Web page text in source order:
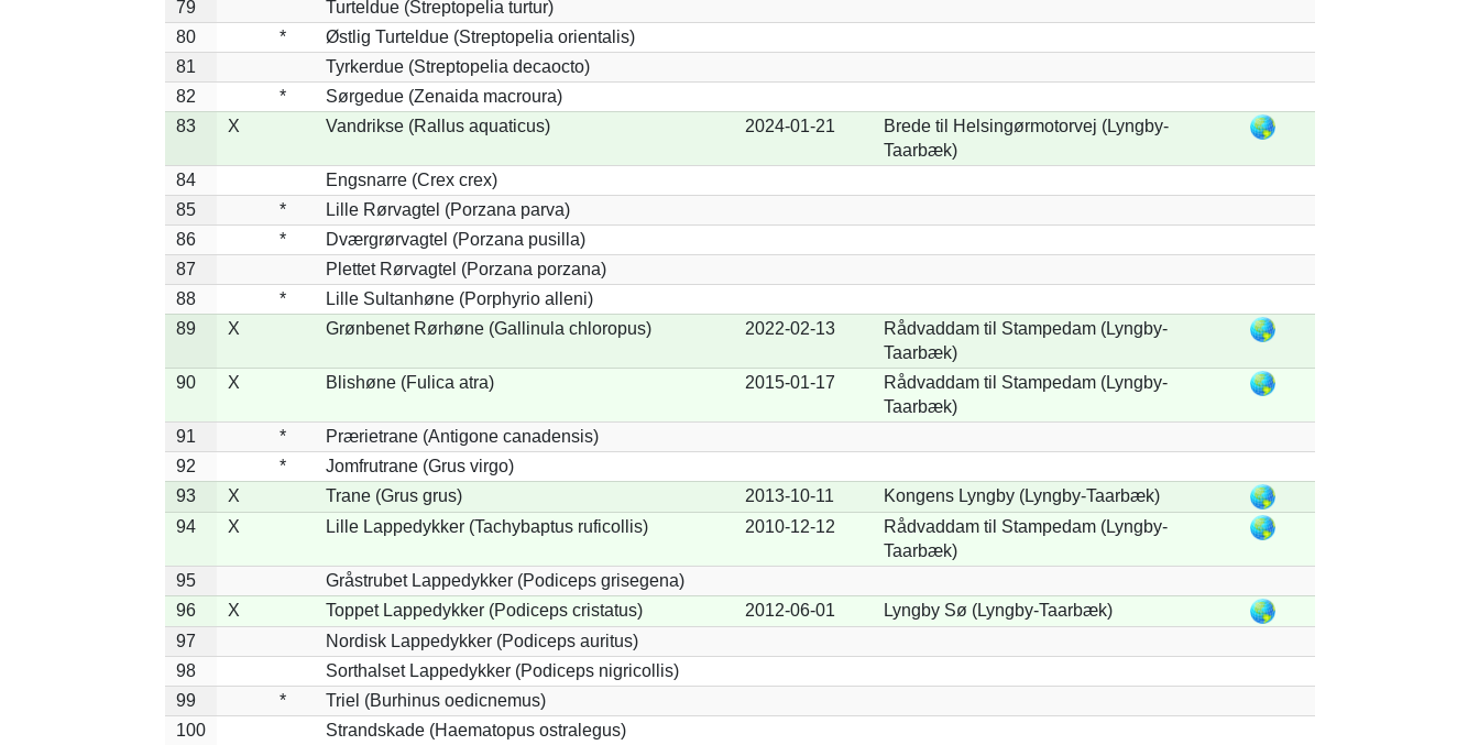
79
Turteldue (Streptopelia turtur)
80
*
Østlig Turteldue (Streptopelia orientalis)
81
Tyrkerdue (Streptopelia decaocto)
82
*
Sørgedue (Zenaida macroura)
83
X Vandrikse (Rallus aquaticus) 2024-01-21
Brede til Helsingørmotorvej (Lyngby-
Taarbæk)
84
Engsnarre (Crex crex)
85
*
Lille Rørvagtel (Porzana parva)
86
*
Dværgrørvagtel (Porzana pusilla)
87
Plettet Rørvagtel (Porzana porzana)
88
*
Lille Sultanhøne (Porphyrio alleni)
89
X Grønbenet Rørhøne (Gallinula chloropus) 2022-02-13
Rådvaddam til Stampedam (Lyngby-
Taarbæk)
90
X Blishøne (Fulica atra) 2015-01-17
Rådvaddam til Stampedam (Lyngby-
Taarbæk)
91
*
Prærietrane (Antigone canadensis)
92
*
Jomfrutrane (Grus virgo)
93
X Trane (Grus grus) 2013-10-11
Kongens Lyngby (Lyngby-Taarbæk)
94
X Lille Lappedykker (Tachybaptus ruficollis) 2010-12-12
Rådvaddam til Stampedam (Lyngby-
Taarbæk)
95
Gråstrubet Lappedykker (Podiceps grisegena)
96
X Toppet Lappedykker (Podiceps cristatus) 2012-06-01
Lyngby Sø (Lyngby-Taarbæk)
97
Nordisk Lappedykker (Podiceps auritus)
98
Sorthalset Lappedykker (Podiceps nigricollis)
99
*
Triel (Burhinus oedicnemus)
100
Strandskade (Haematopus ostralegus)